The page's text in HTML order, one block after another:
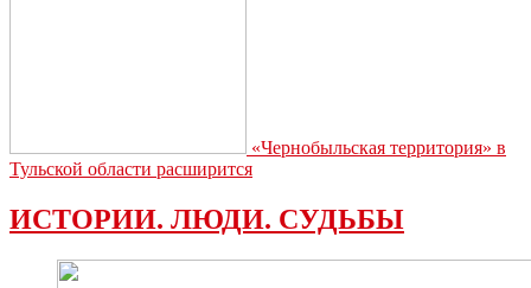
«Чернобыльская территория» в
Тульской области расширится
ИСТОРИИ. ЛЮДИ. СУДЬБЫ